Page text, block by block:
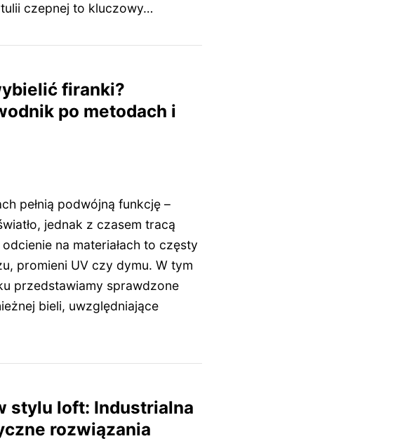
czepnej to kluczowy…
firanki?
po metodach i
pełnią podwójną funkcję –
jednak z czasem tracą
na materiałach to częsty
promieni UV czy dymu. W tym
przedstawiamy sprawdzone
bieli, uwzględniające
stylu loft: Industrialna
rozwiązania